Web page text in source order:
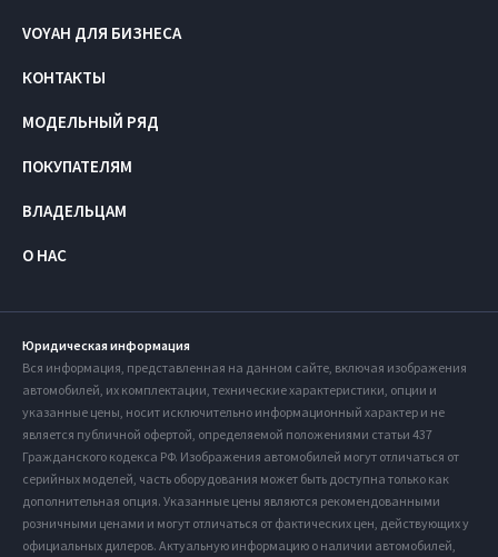
VOYAH ДЛЯ БИЗНЕСА
КОНТАКТЫ
МОДЕЛЬНЫЙ РЯД
ПОКУПАТЕЛЯМ
ВЛАДЕЛЬЦАМ
О НАС
Юридическая информация
Вся информация, представленная на данном сайте, включая изображения
автомобилей, их комплектации, технические характеристики, опции и
указанные цены, носит исключительно информационный характер и не
является публичной офертой, определяемой положениями статьи 437
Гражданского кодекса РФ. Изображения автомобилей могут отличаться от
серийных моделей, часть оборудования может быть доступна только как
дополнительная опция. Указанные цены являются рекомендованными
розничными ценами и могут отличаться от фактических цен, действующих у
официальных дилеров. Актуальную информацию о наличии автомобилей,